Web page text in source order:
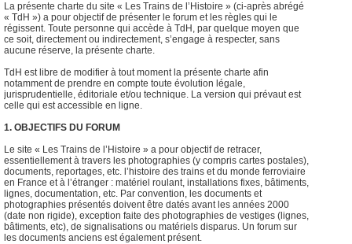
La présente charte du site « Les Trains de l’Histoire » (ci-après abrégé
« TdH ») a pour objectif de présenter le forum et les règles qui le
régissent. Toute personne qui accède à TdH, par quelque moyen que
ce soit, directement ou indirectement, s’engage à respecter, sans
aucune réserve, la présente charte.
TdH est libre de modifier à tout moment la présente charte afin
notamment de prendre en compte toute évolution légale,
jurisprudentielle, éditoriale et/ou technique. La version qui prévaut est
celle qui est accessible en ligne.
1. OBJECTIFS DU FORUM
Le site « Les Trains de l’Histoire » a pour objectif de retracer,
essentiellement à travers les photographies (y compris cartes postales),
documents, reportages, etc. l’histoire des trains et du monde ferroviaire
en France et à l’étranger : matériel roulant, installations fixes, bâtiments,
lignes, documentation, etc. Par convention, les documents et
photographies présentés doivent être datés avant les années 2000
(date non rigide), exception faite des photographies de vestiges (lignes,
bâtiments, etc), de signalisations ou matériels disparus. Un forum sur
les documents anciens est également présent.